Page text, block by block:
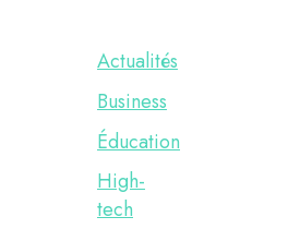
Actualités
Business
Éducation
High-
tech